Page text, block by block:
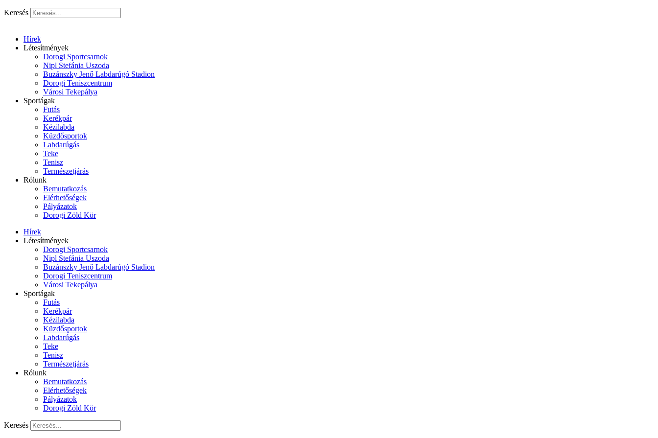
Keresés
Hírek
Létesítmények
Dorogi Sportcsarnok
Nipl Stefánia Uszoda
Buzánszky Jenő Labdarúgó Stadion
Dorogi Teniszcentrum
Városi Tekepálya
Sportágak
Futás
Kerékpár
Kézilabda
Küzdősportok
Labdarúgás
Teke
Tenisz
Természetjárás
Rólunk
Bemutatkozás
Elérhetőségek
Pályázatok
Dorogi Zöld Kör
Hírek
Létesítmények
Dorogi Sportcsarnok
Nipl Stefánia Uszoda
Buzánszky Jenő Labdarúgó Stadion
Dorogi Teniszcentrum
Városi Tekepálya
Sportágak
Futás
Kerékpár
Kézilabda
Küzdősportok
Labdarúgás
Teke
Tenisz
Természetjárás
Rólunk
Bemutatkozás
Elérhetőségek
Pályázatok
Dorogi Zöld Kör
Keresés